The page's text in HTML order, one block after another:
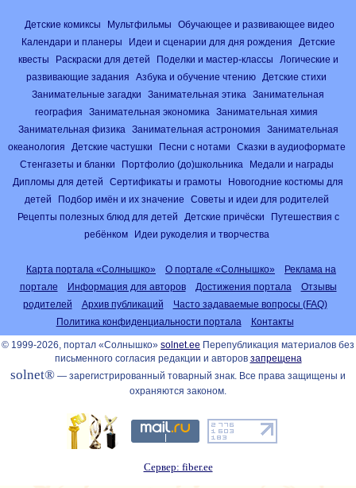
Детские комиксы Мультфильмы
Обучающее и развивающее видео
Календари и планеры
Идеи и сценарии для дня рождения
Детские
квесты
Раскраски для детей Поделки и мастер-классы
Логические и
развивающие задания
Азбука и обучение чтению
Детские стихи
Занимательные загадки
Занимательная этика
Занимательная
география
Занимательная экономика
Занимательная химия
Занимательная физика
Занимательная астрономия
Занимательная
океанология
Детские частушки Песни с нотами
Сказки в аудиоформате
Стенгазеты и бланки
Портфолио (до)школьника
Медали и награды
Дипломы для детей
Сертификаты и грамоты
Новогодние костюмы для
детей
Подбор имён и их значение
Советы и идеи для родителей
Рецепты полезных блюд для детей
Детские причёски
Путешествия с
ребёнком
Идеи рукоделия и творчества
Карта портала «Солнышко» О портале «Солнышко»
Реклама на
портале
Информация для авторов Достижения портала
Отзывы
родителей
Архив публикаций
Часто задаваемые вопросы (FAQ)
Политика конфиденциальности портала
Контакты
© 1999-2026, портал «Солнышко» solnet.ee Перепубликация материалов без
письменного согласия редакции и авторов запрещена
solnet® — зарегистрированный товарный знак. Все права защищены и
охраняются законом.
Сервер: fiber.ee